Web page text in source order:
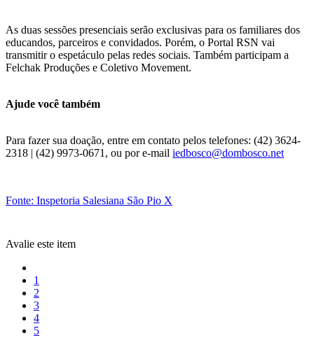
As duas sessões presenciais serão exclusivas para os familiares dos
educandos, parceiros e convidados. Porém, o Portal RSN vai
transmitir o espetáculo pelas redes sociais. Também participam a
Felchak Produções e Coletivo Movement.
Ajude você também
Para fazer sua doação, entre em contato pelos telefones: (42) 3624-
2318 | (42) 9973-0671, ou por e-mail iedbosco@dombosco.net
Fonte: Inspetoria Salesiana São Pio X
Avalie este item
1
2
3
4
5